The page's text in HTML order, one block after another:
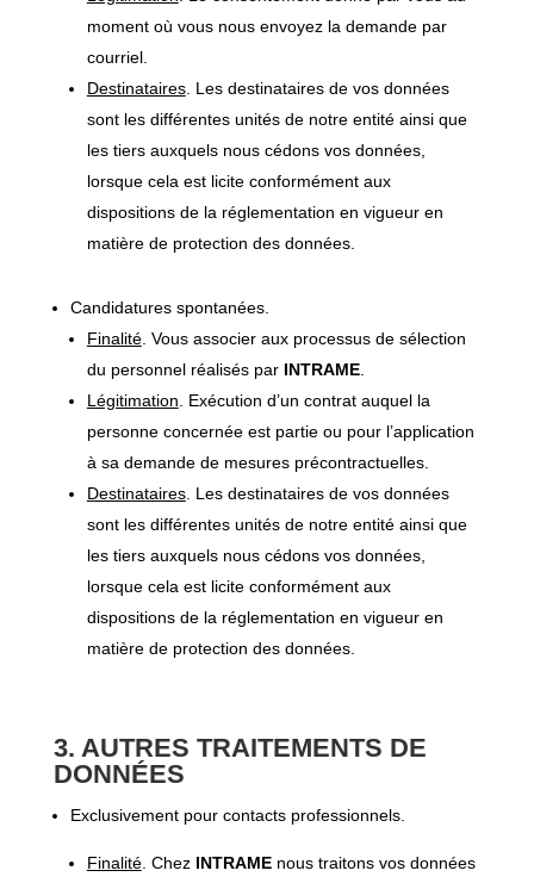
moment où vous nous envoyez la demande par
courriel.
Destinataires. Les destinataires de vos données
sont les différentes unités de notre entité ainsi que
les tiers auxquels nous cédons vos données,
lorsque cela est licite conformément aux
dispositions de la réglementation en vigueur en
matière de protection des données.
Candidatures spontanées.
Finalité. Vous associer aux processus de sélection
du personnel réalisés par INTRAME.
Légitimation . Exécution d’un contrat auquel la
personne concernée est partie ou pour l’application
à sa demande de mesures précontractuelles.
Destinataires. Les destinataires de vos données
sont les différentes unités de notre entité ainsi que
les tiers auxquels nous cédons vos données,
lorsque cela est licite conformément aux
dispositions de la réglementation en vigueur en
matière de protection des données.
3. AUTRES TRAITEMENTS DE
DONNÉES
Exclusivement pour contacts professionnels.
Finalité. Chez INTRAME nous traitons vos données